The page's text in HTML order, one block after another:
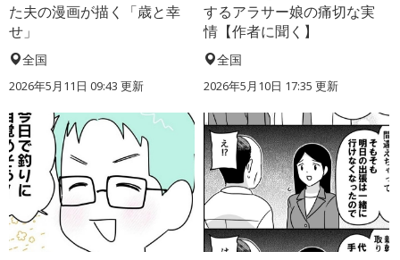
た夫の漫画が描く「歳と幸
せ」
全国
2026年5月11日 09:43 更新
するアラサー娘の痛切な実
情【作者に聞く】
全国
2026年5月10日 17:35 更新